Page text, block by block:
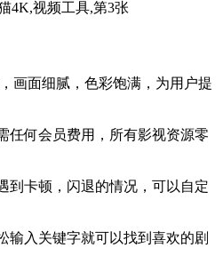
画面细腻，色彩饱满，为用户提
任何会员费用，所有影视资源零
到卡顿，闪退的情况，可以自定
输入关键字就可以找到喜欢的剧